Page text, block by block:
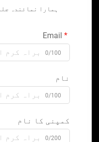
ہمارا نمائندہ
0/100
نام
0/100
کمپنی کا نام
0/200